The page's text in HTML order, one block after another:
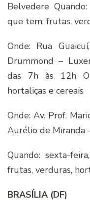
Belvedere
que tem: frutas,
Onde: Rua
Drummond –
das 7h às 12h
hortaliças e cereais
Onde: Av. Prof.
Aurélio de Miranda
Quando: sexta-
frutas, verduras,
BRASÍLIA (DF)